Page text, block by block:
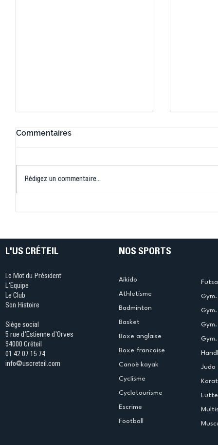
Commentaires
Rédigez un commentaire...
L'US CRÉTEIL
Le Mot du Président
L'Equipe
Le Club
Son Histoire
Siège social
5 rue d'Estienne d'Orves
94000 Créteil
01 42 07 15 74
info@uscreteil.com
NOS SPORTS
Aikido
Athletisme
Badminton
Basket
Boxe anglaise
Boxe francaise
Canoë kayak
Cyclisme
Cyclotourisme
Escrime
Football
Judo
Lutte